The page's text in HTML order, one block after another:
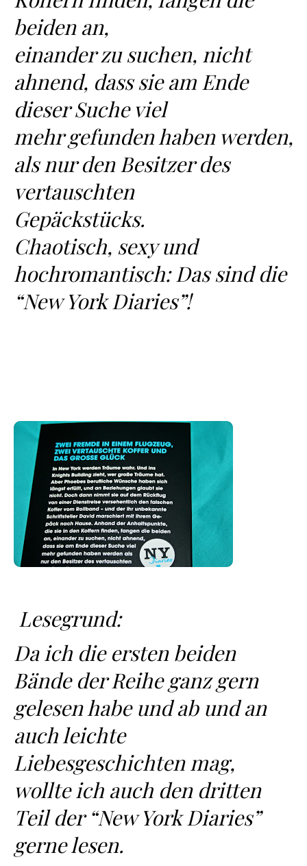
beiden an,
einander zu suchen, nicht
ahnend, dass sie am Ende
dieser Suche viel
mehr gefunden haben werden,
als nur den Besitzer des
vertauschten
Gepäckstücks.
Chaotisch, sexy und
hochromantisch: Das sind die
“New York Diaries”!
Lesegrund:
Da ich die ersten beiden
Bände der Reihe ganz gern
gelesen habe und ab und an
auch leichte
Liebesgeschichten mag,
wollte ich auch den dritten
Teil der “New York Diaries”
gerne lesen.